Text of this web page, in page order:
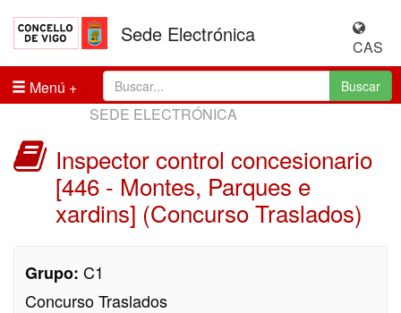
Sede Electrónica
CAS
Menú
Buscar
SEDE ELECTRÓNICA
Inspector control concesionario
[446 - Montes, Parques e
xardins] (Concurso Traslados)
Grupo: C1
Concurso Traslados